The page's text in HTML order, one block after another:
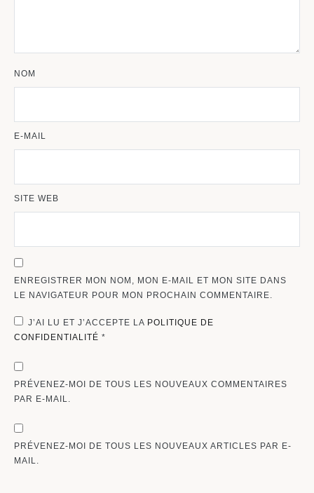
NOM
E-MAIL
SITE WEB
ENREGISTRER MON NOM, MON E-MAIL ET MON SITE DANS
LE NAVIGATEUR POUR MON PROCHAIN COMMENTAIRE.
J’AI LU ET J’ACCEPTE LA POLITIQUE DE
CONFIDENTIALITÉ *
PRÉVENEZ-MOI DE TOUS LES NOUVEAUX COMMENTAIRES
PAR E-MAIL.
PRÉVENEZ-MOI DE TOUS LES NOUVEAUX ARTICLES PAR E-
MAIL.